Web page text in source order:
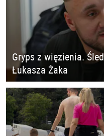
Gryps z więzienia.
Łukasza Żaka